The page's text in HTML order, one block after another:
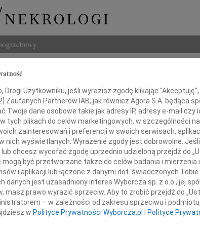
Puda-Walaszek
Wiele słów, mało
Czy najmniej
To nie gra roli
Niech będzie jedno
Byle zaskowyczało
Drogi Użytkowniku, jeśli wyrazisz zgodę klikając
] Zaufanych Partnerów IAB, jak również Agora S.A. będąca
Twoje dane osobowe takie jak adresy IP, adresy e-mail czy
tych plikach do celów marketingowych, w szczególności
zainteresowań i preferencji w swoich serwisach,
nich wyświetlanych. Wyrażenie zgody jest dobrowolne.
chcesz wycofać zgodę uprzednio udzieloną przejdź do
mogą być przetwarzane także do celów badania i
i aplikacji lub łączone z danymi dot. świadczonych Tobie
danych jest uzasadniony interes Wyborcza sp. z o.o., jej
masz prawo wyrazić sprzeciw. Aby to zrobić przejdź do
– w zależności od zakresu sprzeciwu i
w Polityce Prywatności Wyborcza.pl i Polityce